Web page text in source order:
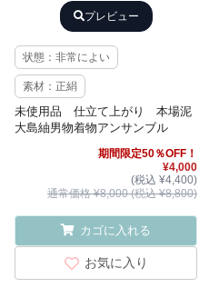
プレビュー
状態：非常によい
素材：正絹
未使用品 仕立て上がり 本場泥
大島紬男物着物アンサンブル
期間限定50％OFF！
¥4,000
(税込 ¥4,400)
通常価格 ¥8,000 (税込 ¥8,800)
カゴに入れる
お気に入り